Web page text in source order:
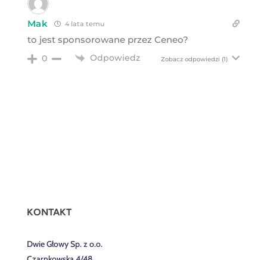
Mak 4 lata temu
to jest sponsorowane przez Ceneo?
0 Odpowiedz Zobacz odpowiedzi (1)
KONTAKT
Dwie Głowy Sp. z o.o.